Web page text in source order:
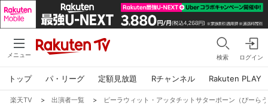
メニュー 検索 ログイン
トップ パ・リーグ 定額見放題 Rチャンネル Rakuten PLAY
楽天TV > 出演者一覧 > ピーラウィット・アッタチットサターポーン（ぴーら